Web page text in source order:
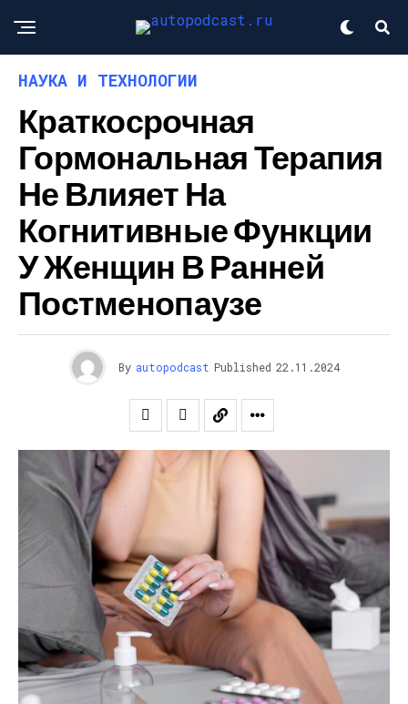
НАУКА И ТЕХНОЛОГИИ
Краткосрочная
Гормональная Терапия
Не Влияет На
Когнитивные Функции
У Женщин В Ранней
Постменопаузе
By autopodcast Published 22.11.2024